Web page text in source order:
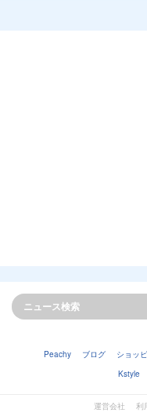
Peachy ブログ ショッ
Kstyle
運営会社 利